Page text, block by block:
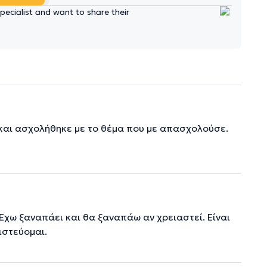
and want to share their
ασχολήθηκε με το θέμα που με απασχολούσε.
ξαναπάει και θα ξαναπάω αν χρειαστεί. Είναι